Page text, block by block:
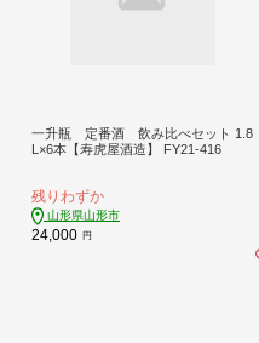
一升瓶 定番酒 飲み比べセット 1.8
L×6本【寿虎屋酒造】 FY21-416
残りわずか
山形県山形市
24,000 円